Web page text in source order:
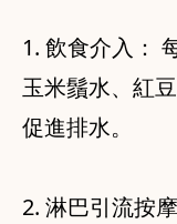
1. 飲食介入：
玉米鬚水、紅
促進排水。
2. 淋巴引流按